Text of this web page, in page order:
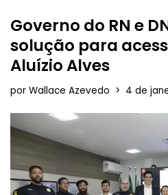
Governo do RN e
solução para
Aluízio Alves
por Wallace Azevedo 4 de